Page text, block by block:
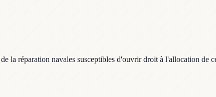
la réparation navales susceptibles d'ouvrir droit à l'allocation de